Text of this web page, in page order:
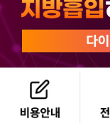
(주)365mcㅣ서울특